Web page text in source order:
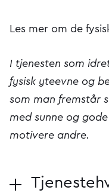
Les mer om de
I tjenesten som
fysisk yteevne og
som man fremstår
med sunne og
motivere andre.